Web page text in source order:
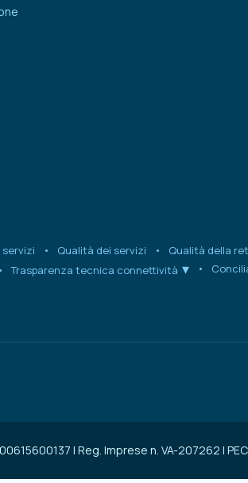
Qualità dei servizi
Qualità della
Trasparenza tecnica connettività
| Reg. Imprese n. VA-207262 |